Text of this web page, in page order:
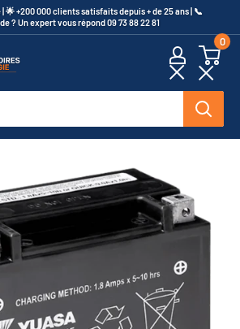
🌟 +200 000 clients satisfaits depuis + de 25 ans | 📞​
? Un expert vous répond 09 73 88 22 81
0